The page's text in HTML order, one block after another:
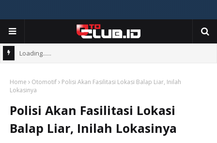
Loading......
Home Otomotif
Polisi Akan Fasilitasi Lokasi Balap Liar, Inilah
Lokasinya
Polisi Akan Fasilitasi Lokasi
Balap Liar, Inilah Lokasinya